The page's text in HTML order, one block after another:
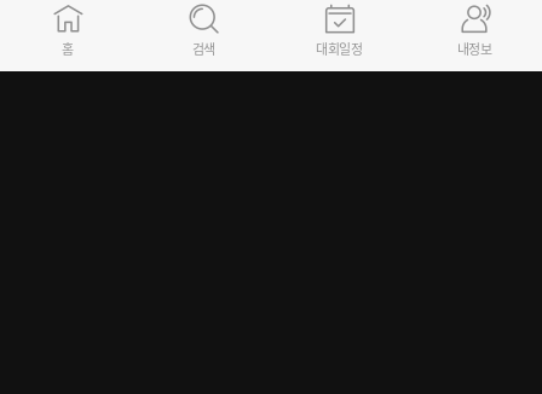
(사단) 대한배드민턴협회
서울시 송파구 올림픽로 448, 올림픽회관 본관 301호 (우:05540)
E-mail : bka@bka.kr
홈 검색 대회일정 내정보